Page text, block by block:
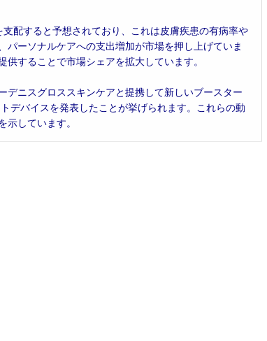
配すると予想されており、これは皮膚疾患の有病率や
ーソナルケアへの支出増加が市場を押し上げていま
することで市場シェアを拡大しています。
ニスグロススキンケアと提携して新しいブースター
デバイスを発表したことが挙げられます。これらの動
しています。